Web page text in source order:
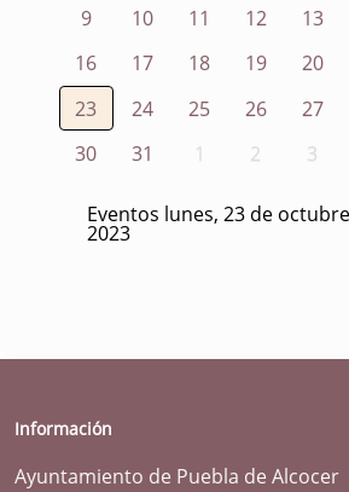
9
10 11 12 13
16
17 18 19 20
23
24 25 26 27
30
31 1 2 3
Eventos lunes, 23 de
2023
Información
Ayuntamiento de Puebla de Alcocer